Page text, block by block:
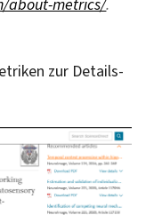
zur Details-